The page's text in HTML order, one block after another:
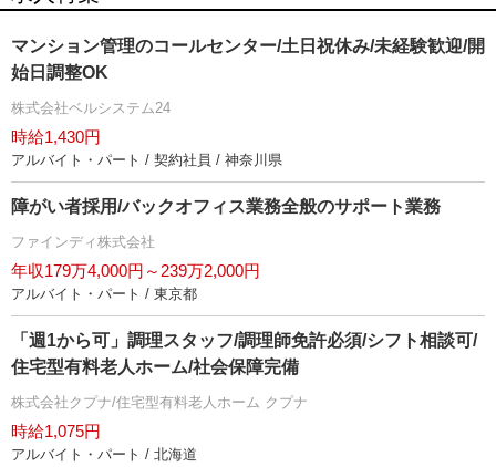
マンション管理のコールセンター/土日祝休み/未経験歓迎/開
始日調整OK
株式会社ベルシステム24
時給1,430円
アルバイト・パート / 契約社員 / 神奈川県
障がい者採用/バックオフィス業務全般のサポート業務
ファインディ株式会社
年収179万4,000円～239万2,000円
アルバイト・パート / 東京都
「週1から可」調理スタッフ/調理師免許必須/シフト相談可/
住宅型有料老人ホーム/社会保障完備
株式会社クプナ/住宅型有料老人ホーム クプナ
時給1,075円
アルバイト・パート / 北海道